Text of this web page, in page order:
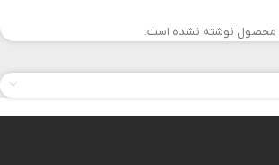
محصول نوشته نشده است.